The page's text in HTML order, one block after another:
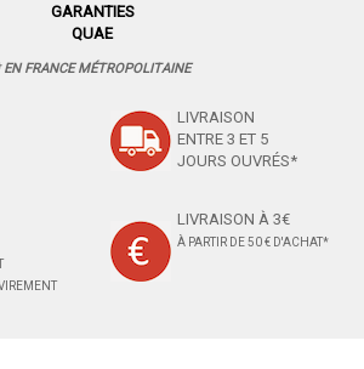
GARANTIES
QUAE
EN FRANCE MÉTROPOLITAINE
LIVRAISON
ENTRE 3 ET 5
JOURS OUVRÉS*
LIVRAISON À 3€
À PARTIR DE 50 € D'ACHAT*